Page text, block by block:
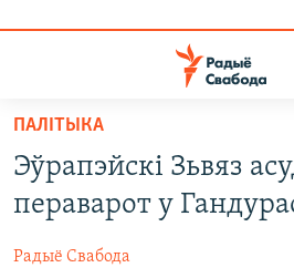
ўнівэрсальнага
доступу
Перайсьці
да
галоўнага
Перайсьці
УСЕ НАВІНЫ
ЛЮДЗІ
ТОЛЬКІ НА СВАБОДЗЕ
БЛОГІ
СУВЯЗЬ
АБЫСЬЦІ БЛЯКАВАНЬНЕ
ПАДПІСАЦЦА
ПАЛІТЫКА
Эўрапэйскі Зьвяз
пераварот у
Радыё Свабода